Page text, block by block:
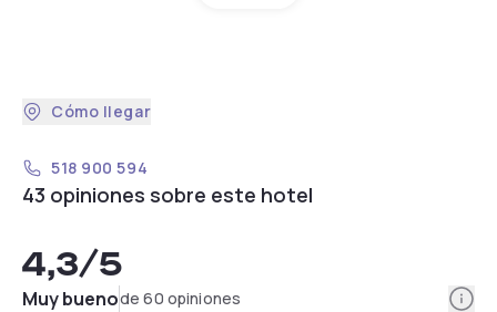
Cómo llegar
518 900 594
43 opiniones sobre este hotel
4,3/5
Muy buenode 60 opiniones